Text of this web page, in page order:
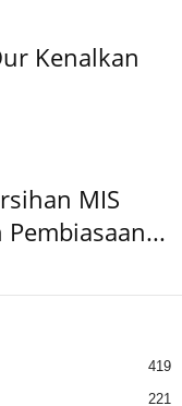
Kenalkan
MIS
419
221